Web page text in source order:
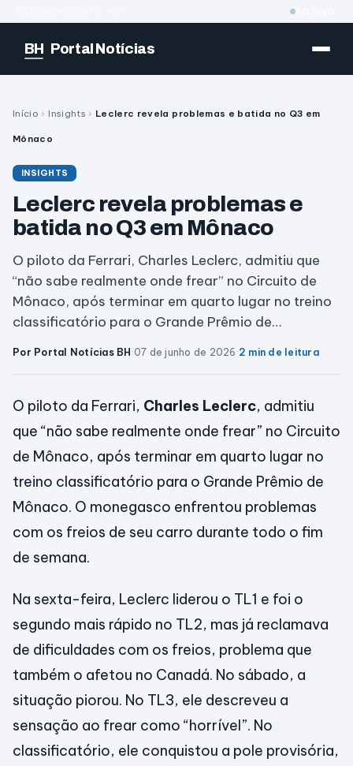
BH Portal Notícias
Início › Insights › Leclerc revela problemas e batida no Q3 em
Mônaco
INSIGHTS
Leclerc revela problemas e
batida no Q3 em Mônaco
O piloto da Ferrari, Charles Leclerc, admitiu que
“não sabe realmente onde frear” no Circuito de
Mônaco, após terminar em quarto lugar no treino
classificatório para o Grande Prêmio de…
Por Portal Notícias BH·07 de junho de 2026·2 min de leitura
O piloto da Ferrari, Charles Leclerc, admitiu
que “não sabe realmente onde frear” no Circuito
de Mônaco, após terminar em quarto lugar no
treino classificatório para o Grande Prêmio de
Mônaco. O monegasco enfrentou problemas
com os freios de seu carro durante todo o fim
de semana.
Na sexta-feira, Leclerc liderou o TL1 e foi o
segundo mais rápido no TL2, mas já reclamava
de dificuldades com os freios, problema que
também o afetou no Canadá. No sábado, a
situação piorou. No TL3, ele descreveu a
sensação ao frear como “horrível”. No
classificatório, ele conquistou a pole provisória,